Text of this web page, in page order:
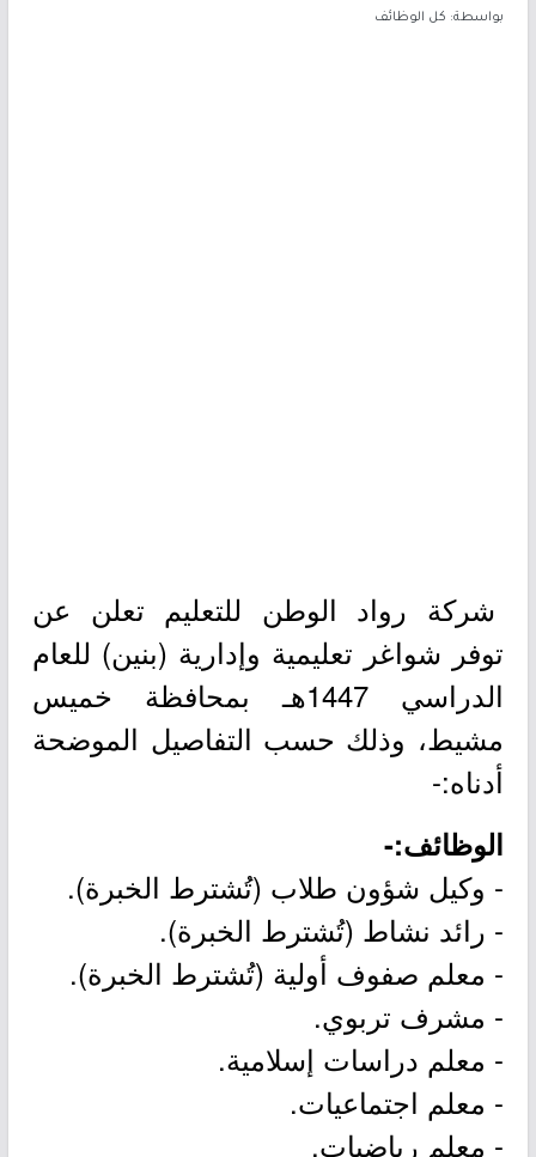
بواسطة: كل الوظائف
شركة رواد الوطن للتعليم تعلن عن
توفر شواغر تعليمية وإدارية (بنين) للعام
الدراسي 1447هـ بمحافظة خميس
مشيط، وذلك حسب التفاصيل الموضحة
أدناه:-
الوظائف:-
- وكيل شؤون طلاب (تُشترط الخبرة).
- رائد نشاط (تُشترط الخبرة).
- معلم صفوف أولية (تُشترط الخبرة).
- مشرف تربوي.
- معلم دراسات إسلامية.
- معلم اجتماعيات.
- معلم رياضيات.